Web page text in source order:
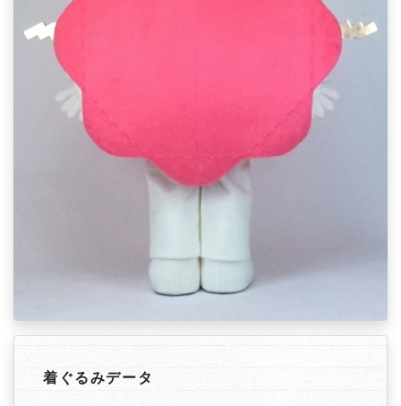
着ぐるみデータ